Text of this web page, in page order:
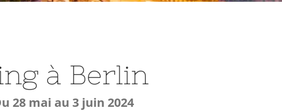
à Berlin
28 mai au 3 juin 2024